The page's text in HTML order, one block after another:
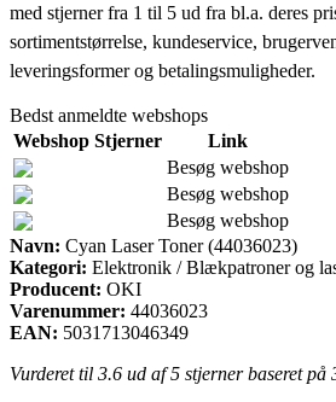
med stjerner fra 1 til 5 ud fra bl.a. deres
sortimentstørrelse, kundeservice,
leveringsformer og betalingsmuligheder.
Bedst anmeldte webshops
Webshop Stjerner
Link
Besøg webshop
Besøg webshop
Besøg webshop
Navn: Cyan Laser Toner (44036023)
Kategori: Elektronik / Blækpatroner og
Producent: OKI
Varenummer: 44036023
EAN: 5031713046349
Vurderet til 3.6 ud af 5 stjerner baseret på